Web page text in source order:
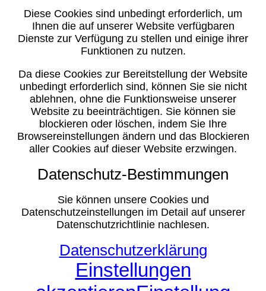
Diese Cookies sind unbedingt erforderlich, um
Ihnen die auf unserer Website verfügbaren
Dienste zur Verfügung zu stellen und einige ihrer
Funktionen zu nutzen.
Da diese Cookies zur Bereitstellung der Website
unbedingt erforderlich sind, können Sie sie nicht
ablehnen, ohne die Funktionsweise unserer
Website zu beeinträchtigen. Sie können sie
blockieren oder löschen, indem Sie Ihre
Browsereinstellungen ändern und das Blockieren
aller Cookies auf dieser Website erzwingen.
Datenschutz-Bestimmungen
Sie können unsere Cookies und
Datenschutzeinstellungen im Detail auf unserer
Datenschutzrichtlinie nachlesen.
Datenschutzerklärung
Einstellungen